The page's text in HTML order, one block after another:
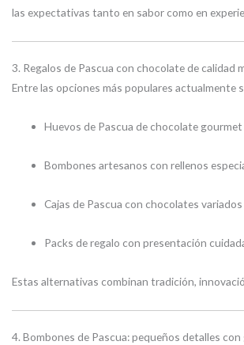
las expectativas tanto en sabor como en
3. Regalos de Pascua con chocolate de calidad
Entre las opciones más populares actualmente
Huevos de Pascua de chocolate gourmet
Bombones artesanos con rellenos
Cajas de Pascua con chocolates variados
Packs de regalo con presentación
Estas alternativas combinan tradición,
4. Bombones de Pascua: pequeños detalles